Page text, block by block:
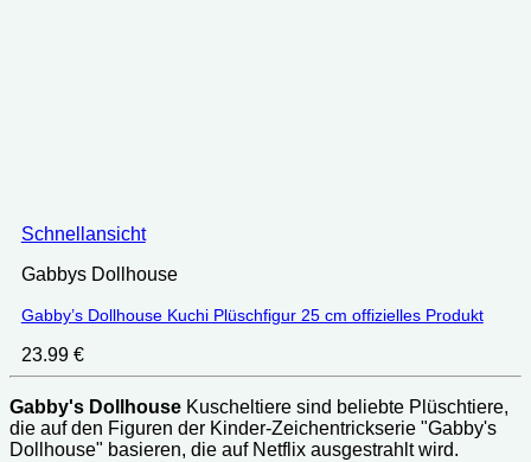
Schnellansicht
Gabbys Dollhouse
Gabby’s Dollhouse Kuchi Plüschfigur 25 cm offizielles Produkt
23.99 €
Gabby's Dollhouse Kuscheltiere sind beliebte Plüschtiere,
die auf den Figuren der Kinder-Zeichentrickserie "Gabby's
Dollhouse" basieren, die auf Netflix ausgestrahlt wird.